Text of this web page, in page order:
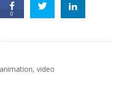
0
animation, video